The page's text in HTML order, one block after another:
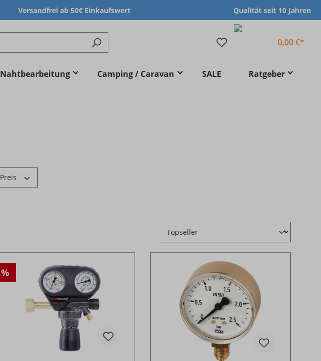
Versandfrei ab 50€ Einkaufswert Qualität seit 10 Jahren
0,00 €*
Nahtbearbeitung Camping / Caravan SALE Ratgeber
Preis
%